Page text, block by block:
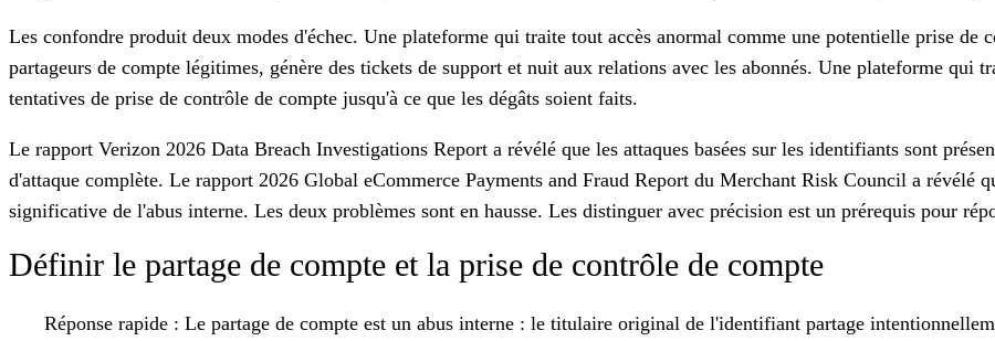
Les confondre produit deux modes d'échec. Une plateforme qui traite tout accès anormal comme une potentielle prise de
partageurs de compte légitimes, génère des tickets de support et nuit aux relations avec les abonnés. Une plateforme qui
tentatives de prise de contrôle de compte jusqu'à ce que les dégâts soient faits.
Le rapport Verizon 2026 Data Breach Investigations Report a révélé que les attaques basées sur les identifiants sont
d'attaque complète. Le rapport 2026 Global eCommerce Payments and Fraud Report du Merchant Risk Council a révélé
significative de l'abus interne. Les deux problèmes sont en hausse. Les distinguer avec précision est un prérequis pour
Définir le partage de compte et la prise de contrôle de compte
Réponse rapide : Le partage de compte est un abus interne : le titulaire original de l'identifiant partage